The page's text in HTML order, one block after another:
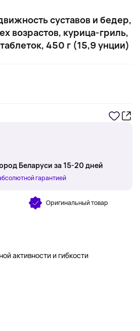
суставов и бедер,
возрастов, курица-гриль,
450 г (15,9 унции)
Беларуси за 15-20 дней
гарантией
Оригинальный товар
активности и гибкости